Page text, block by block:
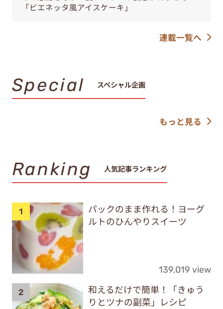
「ビエネッタ風アイスケーキ」
連載一覧へ
Special スペシャル企画
もっと見る
Ranking 人気記事ランキング
パックのまま作れる！ヨーグ
ルトのひんやりスイーツ
139,019 view
和えるだけで簡単！「きゅう
りとツナの副菜」レシピ